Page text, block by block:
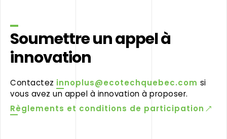
Soumettre un appel à
innovation
Contactez innoplus@ecotechquebec.com si
vous avez un appel à innovation à proposer.
Règlements et conditions de participation